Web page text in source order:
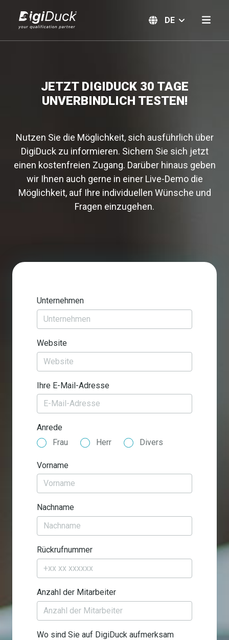
DE
JETZT DIGIDUCK 30 TAGE
UNVERBINDLICH TESTEN!
Nutzen Sie die Möglichkeit, sich ausführlich über
DigiDuck zu informieren. Sichern Sie sich jetzt
einen kostenfreien Zugang. Darüber hinaus geben
wir Ihnen auch gerne in einer Live-Demo die
Möglichkeit, auf Ihre individuellen Wünsche und
Fragen einzugehen.
Unternehmen
Website
Ihre E-Mail-Adresse
Anrede
Frau
Herr Divers
Vorname
Nachname
Rückrufnummer
Anzahl der Mitarbeiter
Wo sind Sie auf DigiDuck aufmerksam